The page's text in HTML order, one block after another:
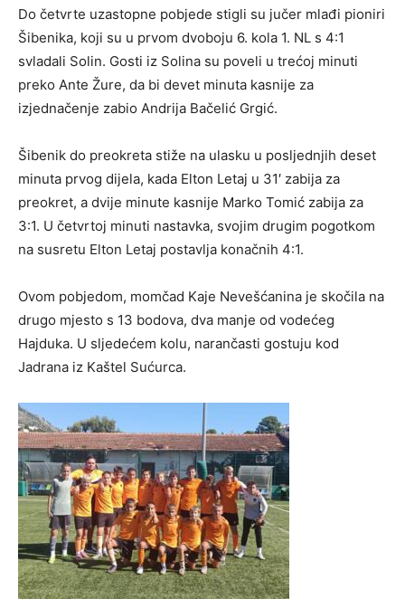
Do četvrte uzastopne pobjede stigli su jučer mlađi pioniri
Šibenika, koji su u prvom dvoboju 6. kola 1. NL s 4:1
svladali Solin. Gosti iz Solina su poveli u trećoj minuti
preko Ante Žure, da bi devet minuta kasnije za
izjednačenje zabio Andrija Bačelić Grgić.
Šibenik do preokreta stiže na ulasku u posljednjih deset
minuta prvog dijela, kada Elton Letaj u 31′ zabija za
preokret, a dvije minute kasnije Marko Tomić zabija za
3:1. U četvrtoj minuti nastavka, svojim drugim pogotkom
na susretu Elton Letaj postavlja konačnih 4:1.
Ovom pobjedom, momčad Kaje Nevešćanina je skočila na
drugo mjesto s 13 bodova, dva manje od vodećeg
Hajduka. U sljedećem kolu, narančasti gostuju kod
Jadrana iz Kaštel Sućurca.